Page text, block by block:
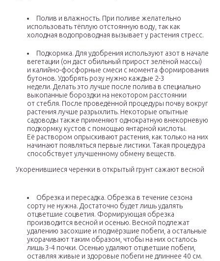
Полив и влажность. При поливе желательно
использовать тёплую отстоянную воду, так как
холодная водопроводная вызывает у растения стресс.
Подкормка. Для удобрения используют азот в начале
вегетации (он даст обильный прирост зелёной массы)
и калийно-фосфорные смеси с момента формирования
бутонов. Удобрять розу нужно каждые 2-3
недели. Делать это лучше после полива в специально
выкопанные бороздки на некотором расстоянии
от стебля. После проведённой процедуры почву вокруг
растения лучше разрыхлить. Некоторые опытные
садоводы также применяют однократную внекорневую
подкормку кустов с помощью янтарной кислоты.
Её раствором опрыскивают растения, как только на них
начинают появляться первые листики. Такая процедура
способствует улучшенному обмену веществ.
Укоренившиеся черенки в открытый грунт сажают весной
Обрезка и пересадка. Обрезка в течение сезона
сорту не нужна. Достаточно будет лишь удалять
отцветшие соцветия. Формирующая обрезка
производится весной и осенью. Весной подлежат
удалению засохшие и подмёрзшие побеги, а остальные
укорачивают таким образом, чтобы на них осталось
лишь 3-4 почки. Осенью удаляют отцветшие побеги,
оставляя живые и здоровые побеги не длиннее 40 см.